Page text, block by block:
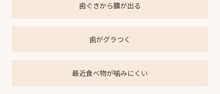
歯ぐきから膿が出る
歯がグラつく
最近食べ物が噛みにくい